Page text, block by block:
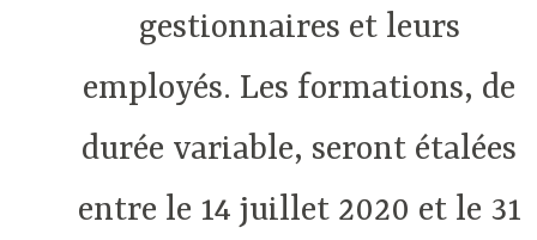
gestionnaires et leurs
employés. Les formations, de
durée variable, seront étalées
entre le 14 juillet 2020 et le 31